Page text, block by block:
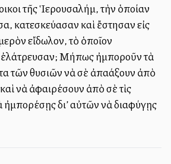
τῆς Ἱερουσαλήμ, τὴν ὁποίαν
κατεσκεύασαν καὶ ἔστησαν εἰς
εἴδωλον, τὸ ὁποῖον
Μήπως ἠμποροῦν τὰ
τῶν θυσιῶν νὰ σὲ ἀπαλλάξουν ἀπὸ
νὰ ἀφαιρέσουν ἀπὸ σὲ τὶς
δι’ αὐτῶν νὰ διαφύγῃς